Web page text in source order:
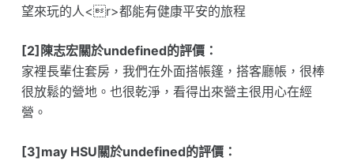
望來玩的人<r>都能有健康平安的旅程
[2]陳志宏關於undefined的評價：
家裡長輩住套房，我們在外面搭帳篷，搭客廳帳，很棒
很放鬆的營地。也很乾淨，看得出來營主很用心在經
營。
[3]may HSU關於undefined的評價：